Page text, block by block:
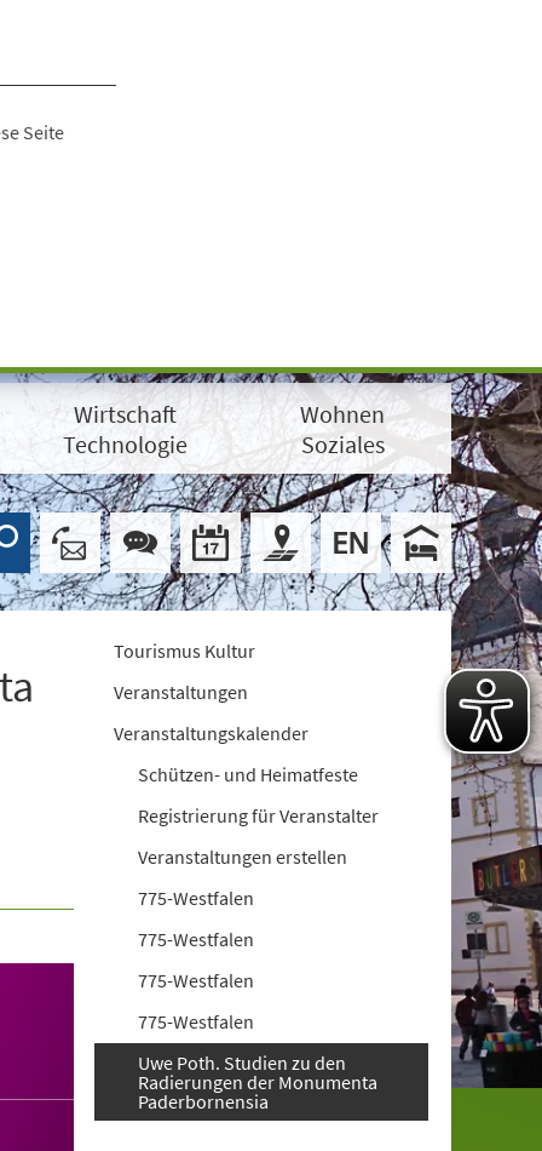
Seite
Wirtschaft
Technologie
Wohnen
Soziales
Tourismus Kultur
Veranstaltungen
Veranstaltungskalender
Schützen- und Heimatfeste
Registrierung für Veranstalter
Veranstaltungen erstellen
775-Westfalen
775-Westfalen
775-Westfalen
775-Westfalen
Uwe Poth. Studien zu den
Radierungen der Monumenta
Paderbornensia